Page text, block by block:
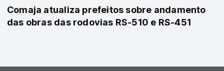
Comaja atualiza prefeitos sobre andamento
das obras das rodovias RS-510 e RS-451